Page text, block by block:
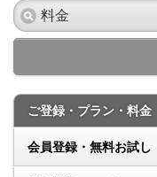
ご登録・プラン・料金
会員登録・無料お試し